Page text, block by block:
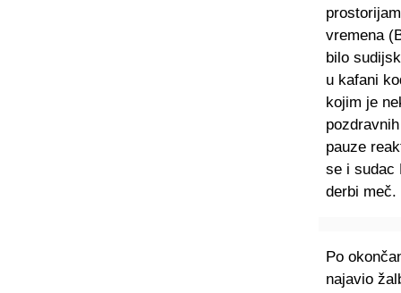
vremena
bilo
u kafani
kojim je
pauze
se i sudac
derbi meč.
Po
najavio